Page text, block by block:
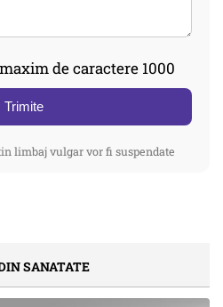
de caractere 1000
Trimite
limbaj vulgar vor fi suspendate
SANATATE